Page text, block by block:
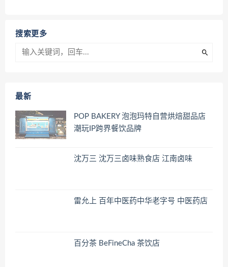
搜索更多
最新
POP BAKERY 泡泡玛特自营烘焙甜品店
潮玩IP跨界餐饮品牌
沈万三 沈万三卤味熟食店 江南卤味
雷允上 百年中医药中华老字号 中医药店
百分茶 BeFineCha 茶饮店